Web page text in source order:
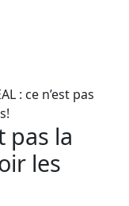
: ce n’est pas
pas la
les